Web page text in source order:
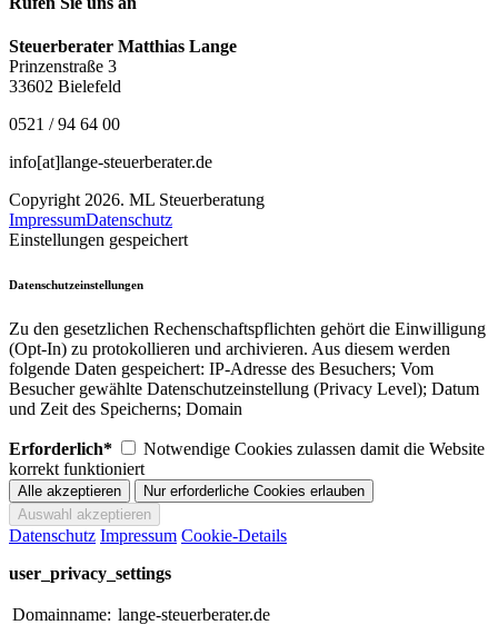
Steuerberater Matthias Lange
Prinzenstraße 3
33602 Bielefeld
0521 / 94 64 00
info[at]lange-steuerberater.de
Copyright 2026. ML Steuerberatung
ImpressumDatenschutz
Einstellungen gespeichert
Datenschutzeinstellungen
Zu den gesetzlichen Rechenschaftspflichten gehört die Einwilligung
(Opt-In) zu protokollieren und archivieren. Aus diesem werden
folgende Daten gespeichert: IP-Adresse des Besuchers; Vom
Besucher gewählte Datenschutzeinstellung (Privacy Level); Datum
und Zeit des Speicherns; Domain
Erforderlich*
Notwendige Cookies zulassen damit die Website
korrekt funktioniert
Datenschutz Impressum Cookie-Details
user_privacy_settings
Domainname: lange-steuerberater.de